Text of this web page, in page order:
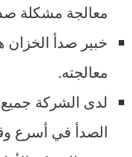
معالجة مشكلة
خبير صدأ
معالجته.
لدى الشركة جميع
الصدأ في أسرع